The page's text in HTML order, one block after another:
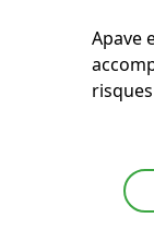
Apave